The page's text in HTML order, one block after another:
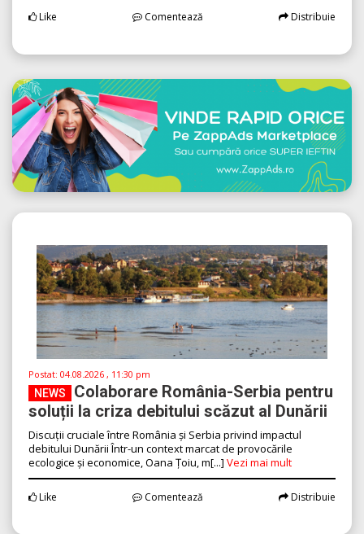
Like Comentează Distribuie
Postat: 04.08.2026 , 11:30 pm
NEWS
Colaborare România-Serbia pentru
soluții la criza debitului scăzut al Dunării
Discuții cruciale între România și Serbia privind impactul
debitului Dunării Într-un context marcat de provocările
ecologice și economice, Oana Țoiu, m[...] Vezi mai mult
Like Comentează Distribuie